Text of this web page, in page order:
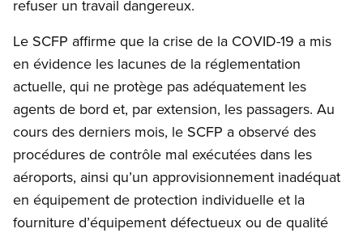
refuser un travail dangereux.
Le SCFP affirme que la crise de la COVID-19 a mis
en évidence les lacunes de la réglementation
actuelle, qui ne protège pas adéquatement les
agents de bord et, par extension, les passagers. Au
cours des derniers mois, le SCFP a observé des
procédures de contrôle mal exécutées dans les
aéroports, ainsi qu’un approvisionnement inadéquat
en équipement de protection individuelle et la
fourniture d’équipement défectueux ou de qualité